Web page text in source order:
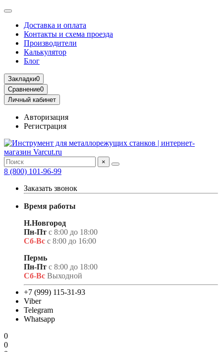
Доставка и оплата
Контакты и схема проезда
Производители
Калькулятор
Блог
Закладки0
Сравнение0
Личный кабинет
Авторизация
Регистрация
×
8 (800) 101-96-99
Заказать звонок
Время работы
Н.Новгород
Пн-Пт с 8:00 до 18:00
Сб-Вс с 8:00 до 16:00
Пермь
Пн-Пт с 8:00 до 18:00
Сб-Вс Выходной
+7 (999) 115-31-93
Viber
Telegram
Whatsapp
0
0